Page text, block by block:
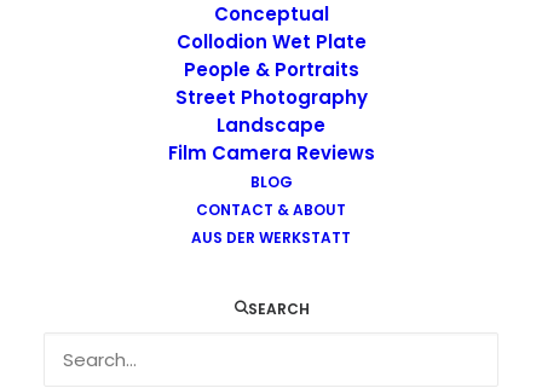
Conceptual
Collodion Wet Plate
People & Portraits
Street Photography
Landscape
Film Camera Reviews
BLOG
CONTACT & ABOUT
AUS DER WERKSTATT
SEARCH
Images tagged "rodinal"
Images tagged "rodinal"